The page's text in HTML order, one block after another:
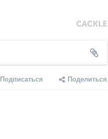
Подписаться Поделиться